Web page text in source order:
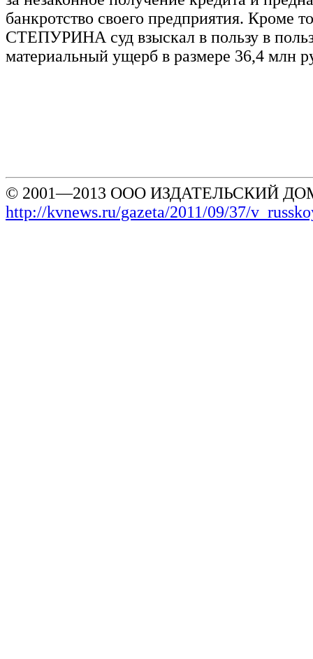
банкротство своего предприятия. Кроме
СТЕПУРИНА суд взыскал в пользу в
материальный ущерб в размере 36,4 млн
© 2001—2013 ООО ИЗДАТЕЛЬСКИЙ
http://kvnews.ru/gazeta/2011/09/37/